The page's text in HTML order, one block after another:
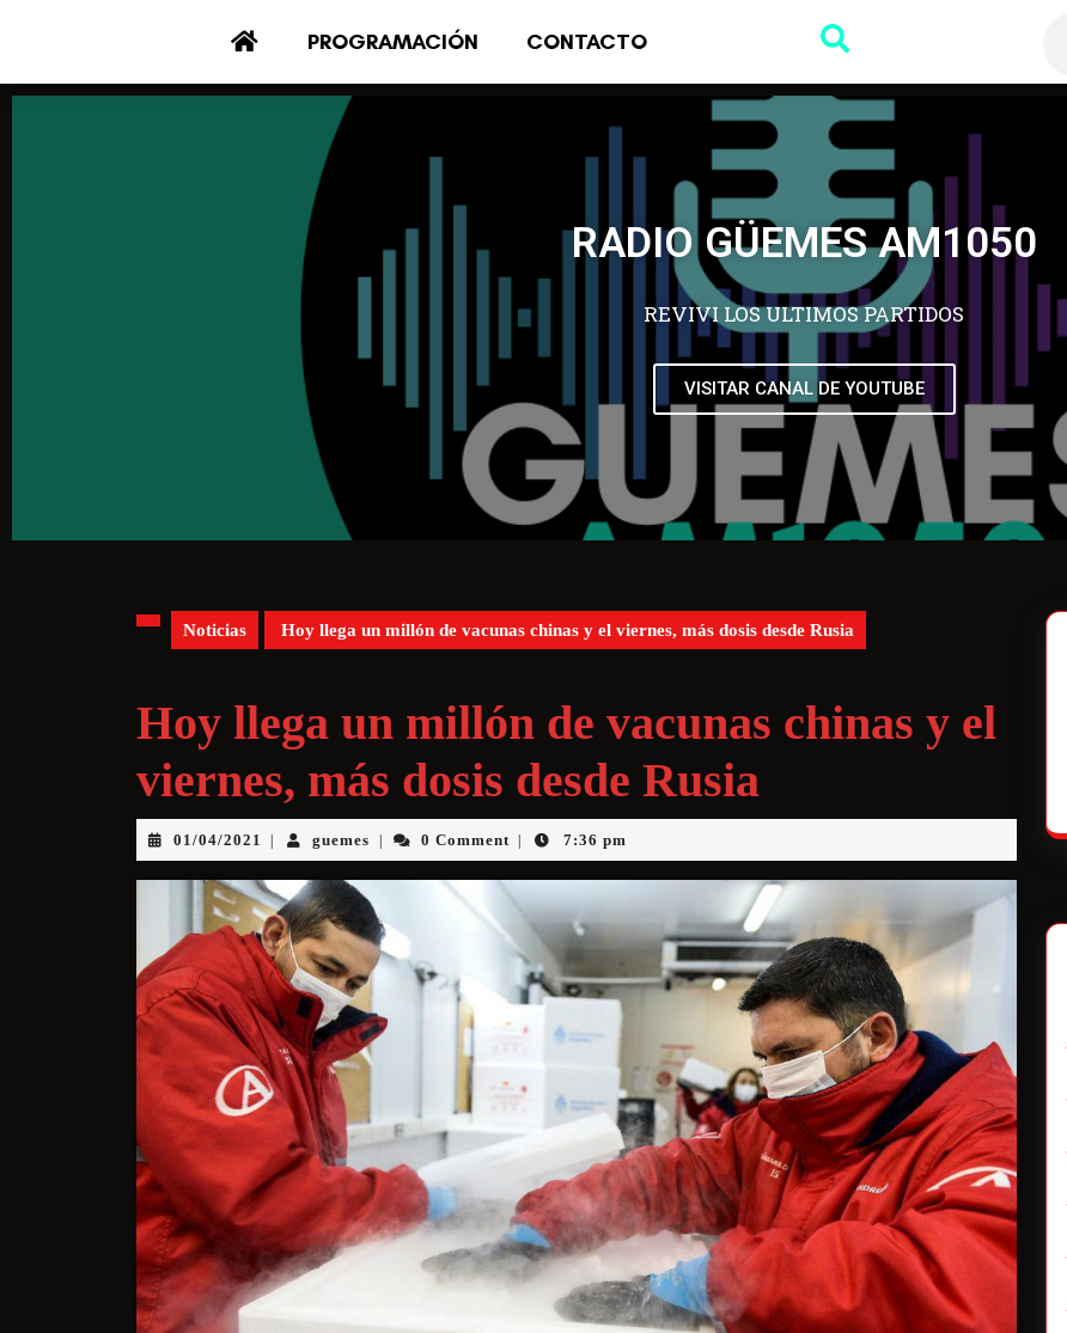
PROGRAMACIÓN CONTACTO
RADIO GÜEMES AM1050
REVIVI LOS ULTIMOS PARTIDOS
VISITAR CANAL DE YOUTUBE
Noticias Hoy llega un millón de vacunas chinas y el viernes, más dosis desde Rusia
Hoy llega un millón de vacunas chinas y el
viernes, más dosis desde Rusia
01/04/2021 guemes 0 Comment 7:36 pm